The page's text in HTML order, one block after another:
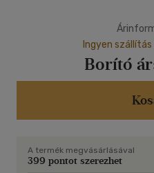
megtesznek, hogy
focista legyen belőle.
A könyv sok humorral és
kitartásról, és arról, hogy a
Ingyen
Borító
A termék megvásárlásával
399 pontot szerezhet